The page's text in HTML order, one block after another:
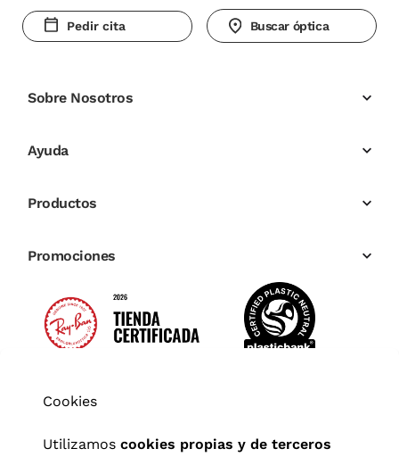
Pedir cita Buscar óptica
Sobre Nosotros
Ayuda
Productos
Promociones
Cookies
Utilizamos cookies propias y de terceros